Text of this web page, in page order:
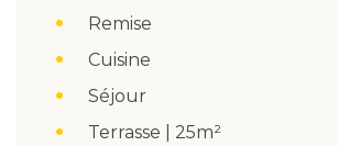
Remise
Cuisine
Séjour
Terrasse | 25m²